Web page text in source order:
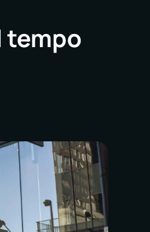
tempo